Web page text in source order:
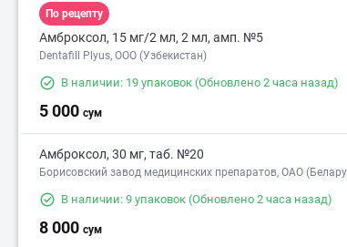
По рецепту
Амброксол, 15 мг/2 мл, 2 мл, амп. №5
Dentafill Plyus, ООО (Узбекистан)
В наличии: 19 упаковок (Обновлено 2 часа назад)
5 000 сум
Амброксол, 30 мг, таб. №20
Борисовский завод медицинских препаратов, ОАО
В наличии: 9 упаковок (Обновлено 2 часа назад)
8 000 сум